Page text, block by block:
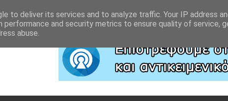
to deliver its services and to analyze traffic. Your IP address
performance and security metrics to ensure quality of service,
abuse.